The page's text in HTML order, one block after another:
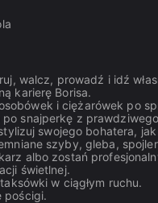
walcz, prowadź i idź
karierę Borisa.
i ciężarówek po
snajperkę z
swojego bohatera,
szyby, gleba,
albo zostań
świetlnej.
w ciągłym ruchu.
pościgi.